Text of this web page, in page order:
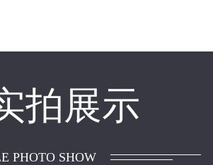
拍展示
PHOTO SHOW